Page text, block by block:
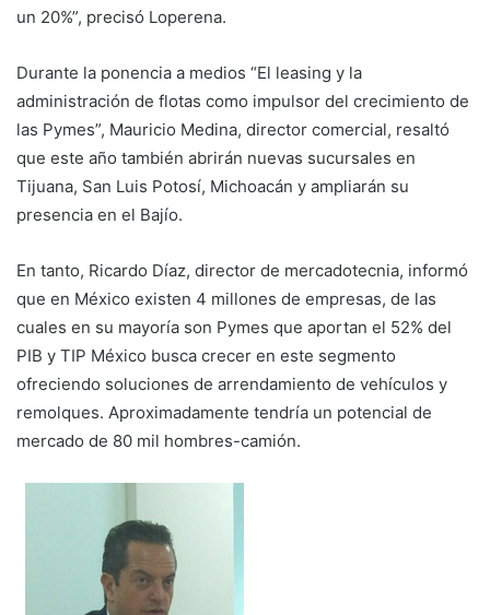
un 20%”, precisó Loperena.
Durante la ponencia a medios “El leasing y la
administración de flotas como impulsor del crecimiento de
las Pymes”, Mauricio Medina, director comercial, resaltó
que este año también abrirán nuevas sucursales en
Tijuana, San Luis Potosí, Michoacán y ampliarán su
presencia en el Bajío.
En tanto, Ricardo Díaz, director de mercadotecnia, informó
que en México existen 4 millones de empresas, de las
cuales en su mayoría son Pymes que aportan el 52% del
PIB y TIP México busca crecer en este segmento
ofreciendo soluciones de arrendamiento de vehículos y
remolques. Aproximadamente tendría un potencial de
mercado de 80 mil hombres-camión.